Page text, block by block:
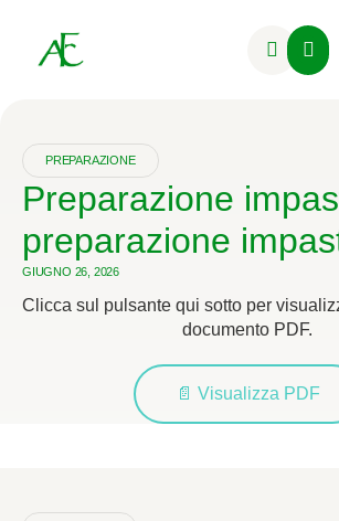
PREPARAZIONE
Preparazione
preparazione
GIUGNO 26, 2026
Clicca sul pulsante qui sotto per
documento PDF.
📄 Visualizza PDF